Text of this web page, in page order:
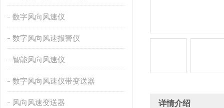
数字风向风速仪
数字风向风速报警仪
智能风向风速仪
数字风向风速仪带变送器
风向风速变送器 详情介绍